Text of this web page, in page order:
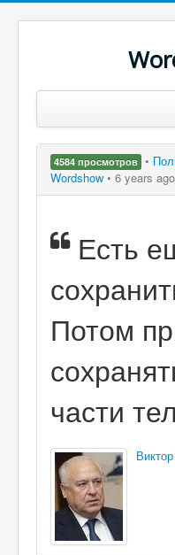
Популярные
Поиск
4584 просмотров •
Wordshow • 6 years
Есть
Потом
части